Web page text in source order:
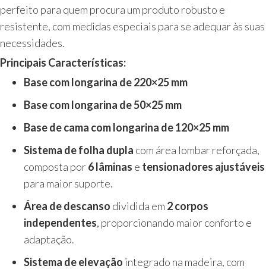
perfeito para quem procura um produto robusto e
resistente, com medidas especiais para se adequar às suas
necessidades.
Principais Características:
Base com longarina de 220×25 mm
Base com longarina de 50×25 mm
Base de cama com longarina de 120×25 mm
Sistema de folha dupla com área lombar reforçada,
composta por6 lâminas e tensionadores ajustáveis
para maior suporte.
Área de descanso dividida em 2 corpos
independentes, proporcionando maior conforto e
adaptação.
Sistema de elevação integrado na madeira, com